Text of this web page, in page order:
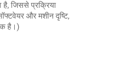
है, जिससे प्रक्रिया
और मशीन दृष्टि,
है।)